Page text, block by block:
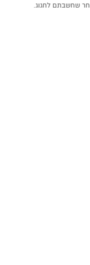
שחשבתם לחגוג.